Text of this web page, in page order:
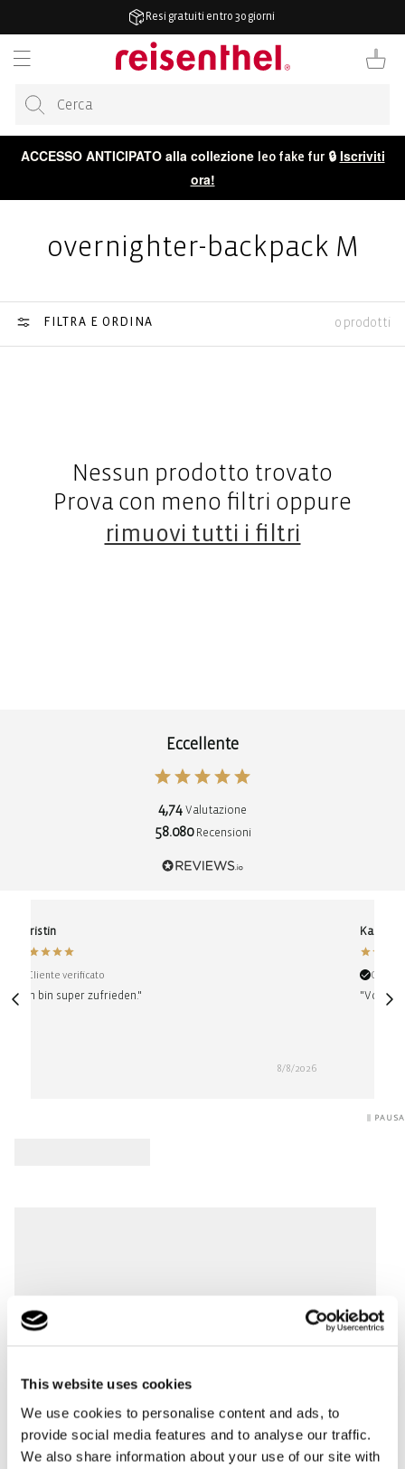
This website uses cookies
We use cookies to personalise content and ads, to
provide social media features and to analyse our traffic.
We also share information about your use of our site with
Resi gratuiti entro 30 giorni
Carrello
ACCESSO ANTICIPATO alla collezione leo fake fur🔒 Iscriviti
ora!
overnighter-backpack M
FILTRA E ORDINA 0 prodotti
Nessun prodotto trovato
Prova con meno filtri oppure
rimuovi tutti i filtri
Eccellente
4,74 Valutazione
58.080Recensioni
Christin
Cliente verificato
"Ich bin super zufrieden."
8/8/2026
Karin
"Vom
PAUSA